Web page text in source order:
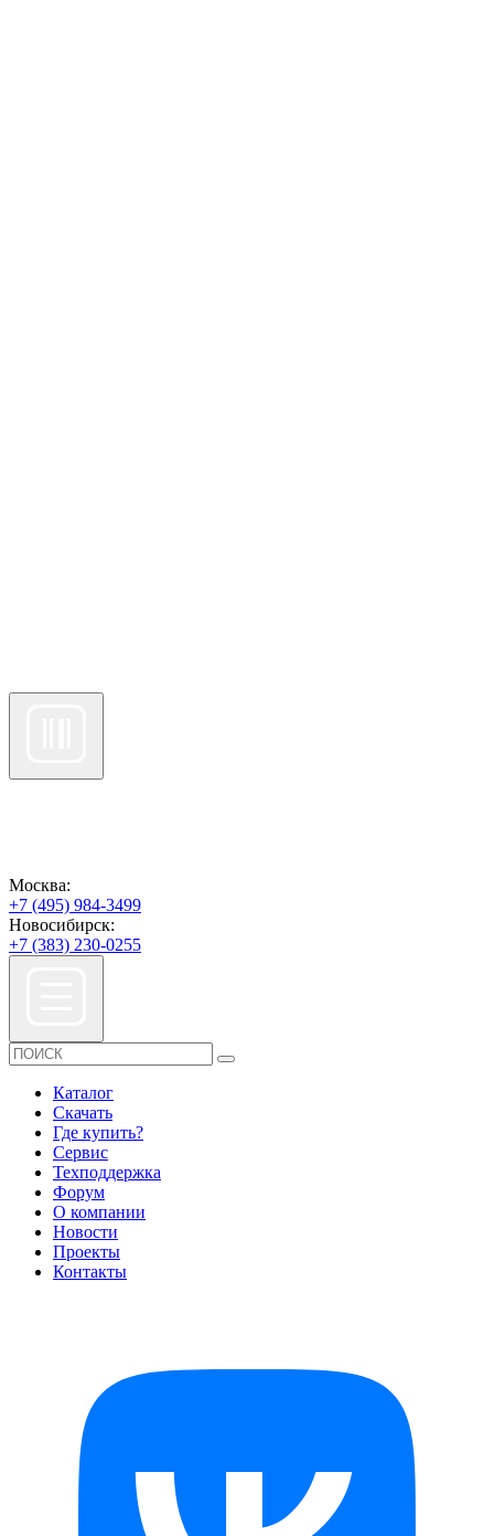
Москва:
+7 (495) 984-3499
Новосибирск:
+7 (383) 230-0255
Каталог
Скачать
Где купить?
Сервис
Техподдержка
Форум
О компании
Новости
Проекты
Контакты